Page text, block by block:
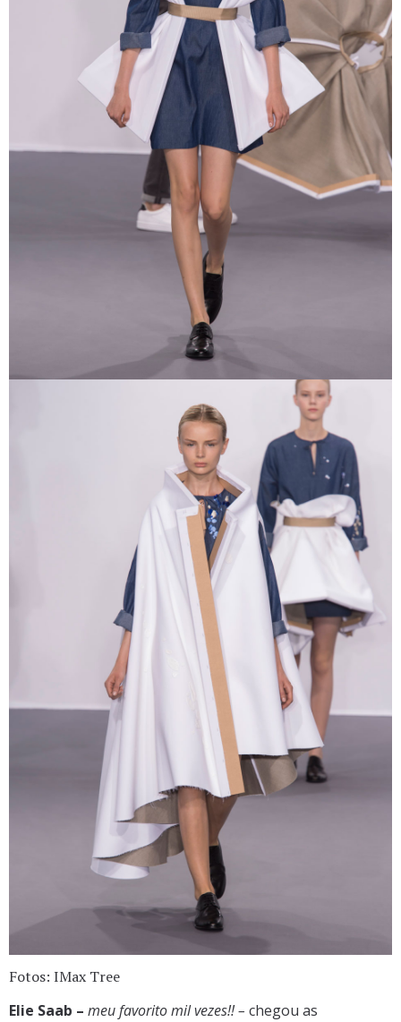
Fotos: IMax Tree
Elie Saab – meu favorito mil vezes!! – chegou as